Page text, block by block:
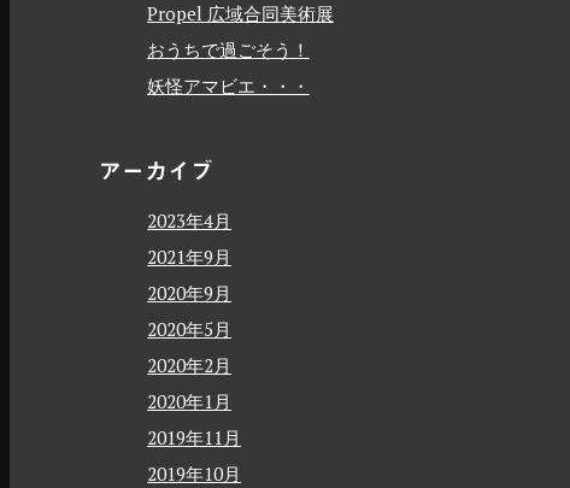
Propel 広域合同美術展
おうちで過ごそう！
妖怪アマビエ・・・
アーカイブ
2023年4月
2021年9月
2020年9月
2020年5月
2020年2月
2020年1月
2019年11月
2019年10月